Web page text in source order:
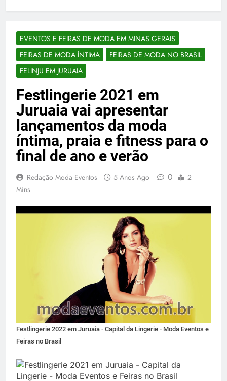
EVENTOS E FEIRAS DE MODA EM MINAS GERAIS
FEIRAS DE MODA ÍNTIMA
FEIRAS DE MODA NO BRASIL
FELINJU EM JURUAIA
Festlingerie 2021 em
Juruaia vai apresentar
lançamentos da moda
íntima, praia e fitness para o
final de ano e verão
Redação Moda Eventos 5 Anos Ago 0
2
Mins
Festlingerie 2022 em Juruaia - Capital da Lingerie - Moda Eventos e
Feiras no Brasil